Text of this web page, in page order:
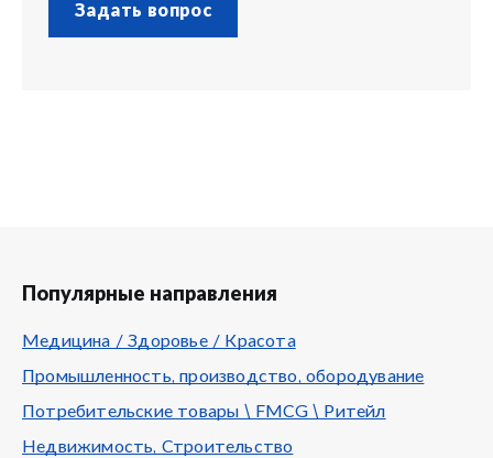
Задать вопрос
Популярные направления
Медицина / Здоровье / Красота
Промышленность, производство, обородувание
Потребительские товары \ FMCG \ Ритейл
Недвижимость, Строительство